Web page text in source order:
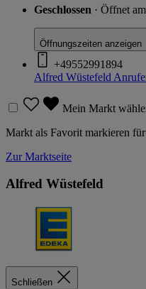
Geschlossen · Öffnet
Öffnungszeiten anzeigen
+49552991894
Alfred Wüstefeld
Mein Markt
Markt als Favorit markieren
Zur Marktseite
Alfred Wüstefeld
Schließen